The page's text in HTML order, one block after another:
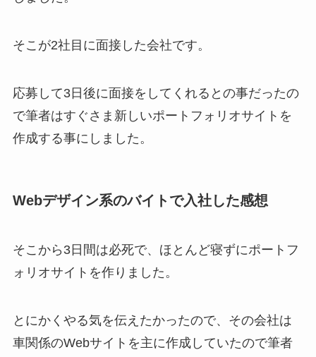
そこが2社目に面接した会社です。
応募して3日後に面接をしてくれるとの事だったの
で筆者はすぐさま新しいポートフォリオサイトを
作成する事にしました。
Webデザイン系のバイトで入社した感想
そこから3日間は必死で、ほとんど寝ずにポートフ
ォリオサイトを作りました。
とにかくやる気を伝えたかったので、その会社は
車関係のWebサイトを主に作成していたので筆者